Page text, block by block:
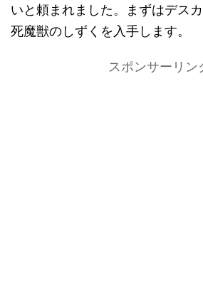
いと頼まれました。まずはデス
死魔獣のしずくを入手します。
スポンサーリン